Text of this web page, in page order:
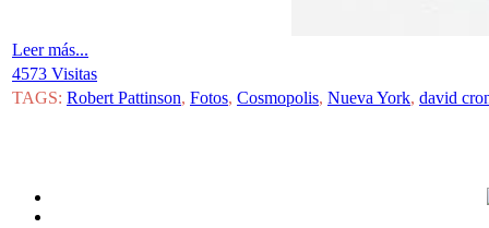
Leer más...
4573 Visitas
TAGS: Robert Pattinson, Fotos, Cosmopolis, Nueva York, david